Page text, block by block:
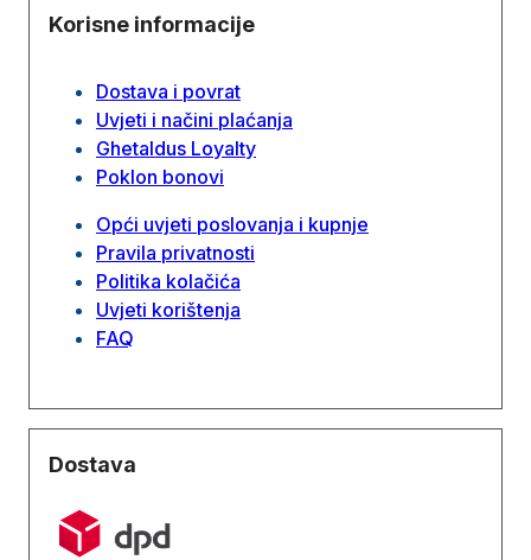
Korisne informacije
Dostava i povrat
Uvjeti i načini plaćanja
Ghetaldus Loyalty
Poklon bonovi
Opći uvjeti poslovanja i kupnje
Pravila privatnosti
Politika kolačića
Uvjeti korištenja
FAQ
Dostava